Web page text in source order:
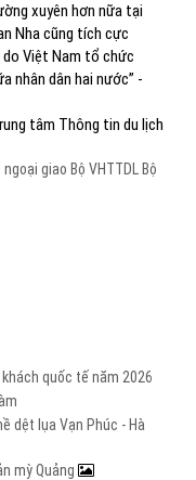
xuyên hơn nữa tại
Nha cũng tích cực
Việt Nam tổ chức
nhân dân hai nước” -
tâm Thông tin du lịch
ngoại giao Bộ VHTTDL
Bộ
quốc tế năm 2026
dệt lụa Vạn Phúc - Hà
mỳ Quảng